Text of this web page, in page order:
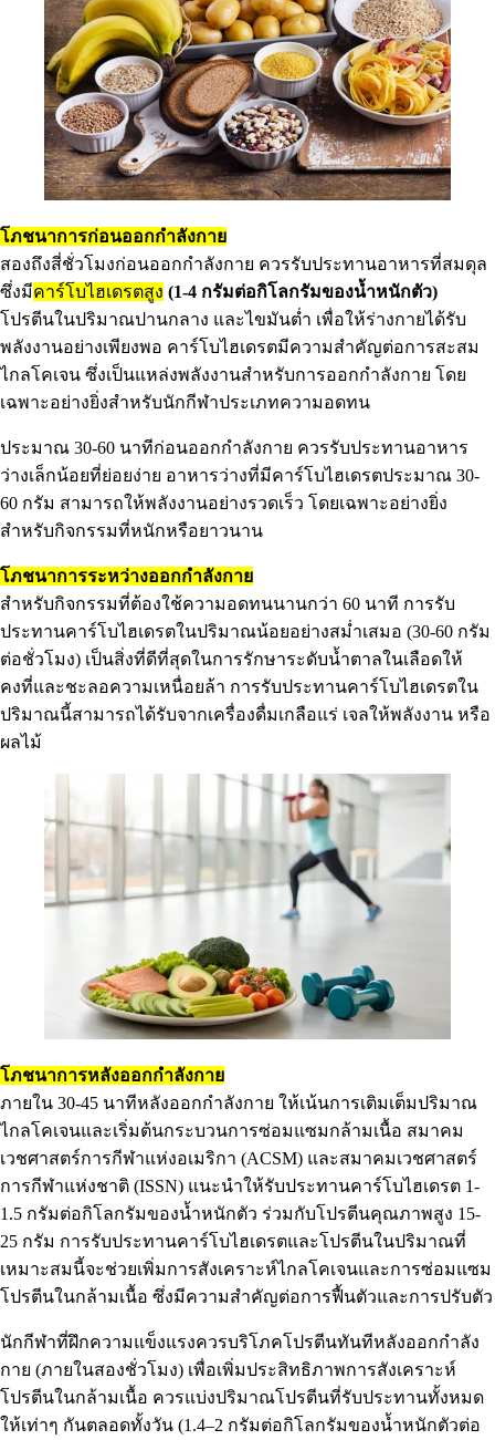
โภชนาการก่อนออกกำลังกาย
สองถึงสี่ชั่วโมงก่อนออกกำลังกาย ควรรับประทานอาหารที่สมดุล
ซึ่งมีคาร์โบไฮเดรตสูง (1-4 กรัมต่อกิโลกรัมของน้ำหนักตัว)
โปรตีนในปริมาณปานกลาง และไขมันต่ำ เพื่อให้ร่างกายได้รับ
พลังงานอย่างเพียงพอ คาร์โบไฮเดรตมีความสำคัญต่อการสะสม
ไกลโคเจน ซึ่งเป็นแหล่งพลังงานสำหรับการออกกำลังกาย โดย
เฉพาะอย่างยิ่งสำหรับนักกีฬาประเภทความอดทน
ประมาณ 30-60 นาทีก่อนออกกำลังกาย ควรรับประทานอาหาร
ว่างเล็กน้อยที่ย่อยง่าย อาหารว่างที่มีคาร์โบไฮเดรตประมาณ 30-
60 กรัม สามารถให้พลังงานอย่างรวดเร็ว โดยเฉพาะอย่างยิ่ง
สำหรับกิจกรรมที่หนักหรือยาวนาน
โภชนาการระหว่างออกกำลังกาย
สำหรับกิจกรรมที่ต้องใช้ความอดทนนานกว่า 60 นาที การรับ
ประทานคาร์โบไฮเดรตในปริมาณน้อยอย่างสม่ำเสมอ (30-60 กรัม
ต่อชั่วโมง) เป็นสิ่งที่ดีที่สุดในการรักษาระดับน้ำตาลในเลือดให้
คงที่และชะลอความเหนื่อยล้า การรับประทานคาร์โบไฮเดรตใน
ปริมาณนี้สามารถได้รับจากเครื่องดื่มเกลือแร่ เจลให้พลังงาน หรือ
ผลไม้
โภชนาการหลังออกกำลังกาย
ภายใน 30-45 นาทีหลังออกกำลังกาย ให้เน้นการเติมเต็มปริมาณ
ไกลโคเจนและเริ่มต้นกระบวนการซ่อมแซมกล้ามเนื้อ สมาคม
เวชศาสตร์การกีฬาแห่งอเมริกา (ACSM) และสมาคมเวชศาสตร์
การกีฬาแห่งชาติ (ISSN) แนะนำให้รับประทานคาร์โบไฮเดรต 1-
1.5 กรัมต่อกิโลกรัมของน้ำหนักตัว ร่วมกับโปรตีนคุณภาพสูง 15-
25 กรัม การรับประทานคาร์โบไฮเดรตและโปรตีนในปริมาณที่
เหมาะสมนี้จะช่วยเพิ่มการสังเคราะห์ไกลโคเจนและการซ่อมแซม
โปรตีนในกล้ามเนื้อ ซึ่งมีความสำคัญต่อการฟื้นตัวและการปรับตัว
นักกีฬาที่ฝึกความแข็งแรงควรบริโภคโปรตีนทันทีหลังออกกำลัง
กาย (ภายในสองชั่วโมง) เพื่อเพิ่มประสิทธิภาพการสังเคราะห์
โปรตีนในกล้ามเนื้อ ควรแบ่งปริมาณโปรตีนที่รับประทานทั้งหมด
ให้เท่าๆ กันตลอดทั้งวัน (1.4–2 กรัมต่อกิโลกรัมของน้ำหนักตัวต่อ